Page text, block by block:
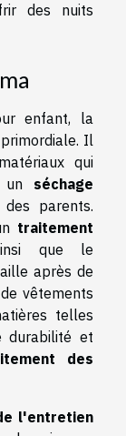
des nuits
enfant, la
Il
qui
séchage
parents.
traitement
que le
après de
vêtements
telles
durabilité et
des
l'entretien